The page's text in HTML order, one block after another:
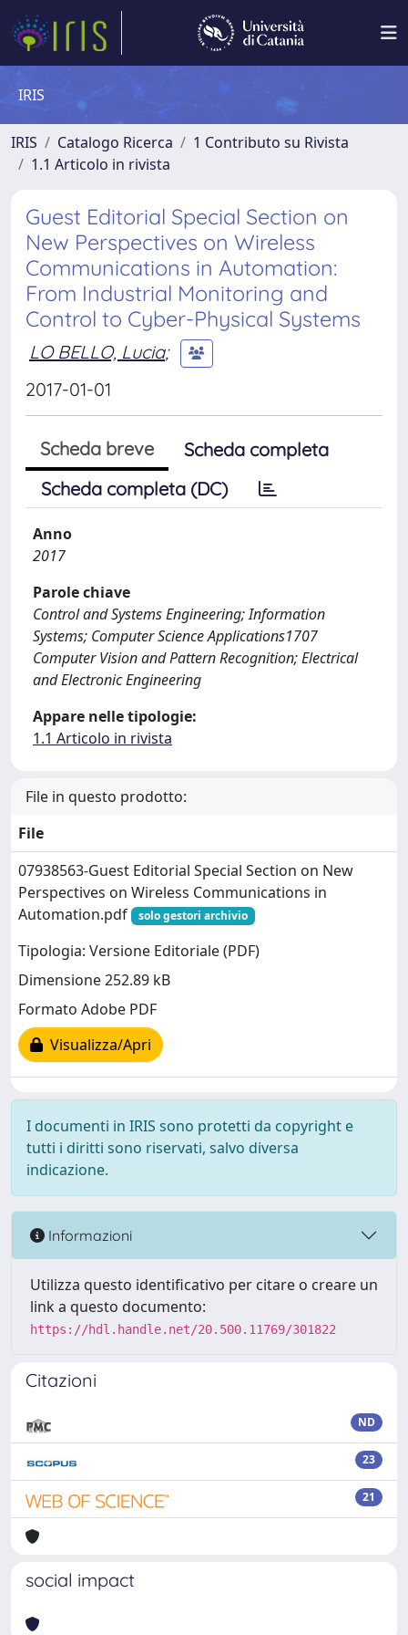
IRIS
IRIS Catalogo Ricerca
1 Contributo su Rivista
1.1 Articolo in rivista
Guest Editorial Special Section on
New Perspectives on Wireless
Communications in Automation:
From Industrial Monitoring and
Control to Cyber-Physical Systems
LO BELLO, Lucia;
2017-01-01
Scheda breve
Scheda completa
Scheda completa (DC)
Anno
2017
Parole chiave
Control and Systems Engineering; Information
Systems; Computer Science Applications1707
Computer Vision and Pattern Recognition; Electrical
and Electronic Engineering
Appare nelle tipologie:
1.1 Articolo in rivista
File in questo prodotto:
File
07938563-Guest Editorial Special Section on New
Perspectives on Wireless Communications in
Automation.pdf
solo gestori archivio
Tipologia: Versione Editoriale (PDF)
Dimensione 252.89 kB
Formato Adobe PDF
Visualizza/Apri
I documenti in IRIS sono protetti da copyright e
tutti i diritti sono riservati, salvo diversa
indicazione.
Informazioni
Utilizza questo identificativo per citare o creare un
link a questo documento:
https://hdl.handle.net/20.500.11769/301822
Citazioni
ND
23
21
social impact